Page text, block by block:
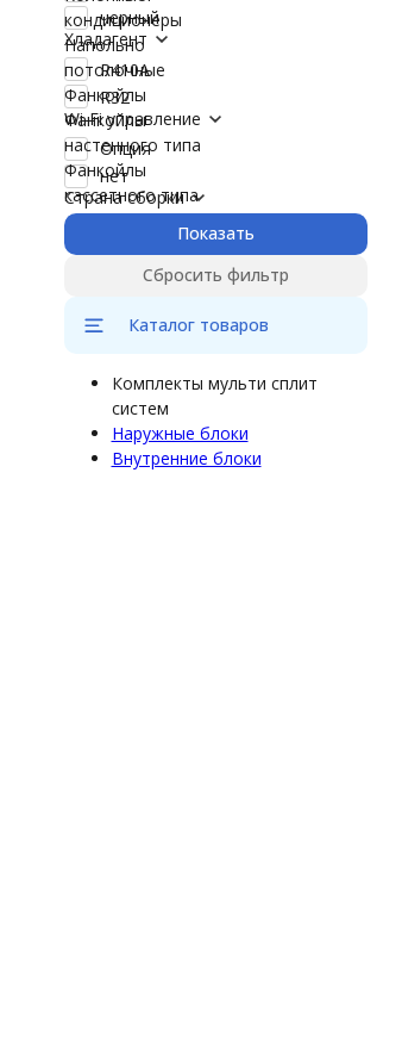
кондиционеры
Напольно
потолочные
Фанкойлы
Фанкойлы
настенного типа
Фанкойлы
кассетного типа
черный
Хладагент
R410A
R32
Wi-Fi управление
Опция
нет
Страна сборки
Показать
Сбросить фильтр
Каталог товаров
Комплекты мульти сплит
систем
Наружные блоки
Внутренние блоки